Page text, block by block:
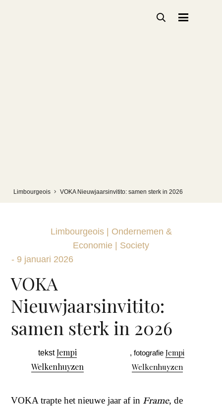
Limbourgeois VOKA Nieuwjaarsinvitito: samen sterk in 2026
Limbourgeois
Ondernemen &
Economie
Society
- 9 januari 2026
VOKA
Nieuwjaarsinvitito:
samen sterk in 2026
tekstJempi
Welkenhuyzen
, fotografieJempi
Welkenhuyzen
VOKA trapte het nieuwe jaar af in Frame, de